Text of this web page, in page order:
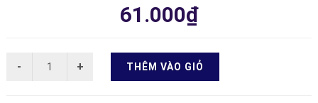
61.000₫
THÊM VÀO GIỎ